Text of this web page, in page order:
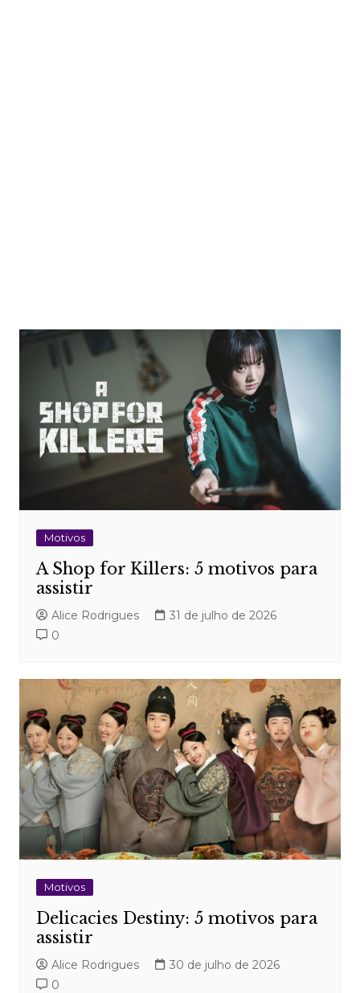
Motivos
A Shop for Killers: 5 motivos para
assistir
Alice Rodrigues
31 de julho de 2026
0
Motivos
Delicacies Destiny: 5 motivos para
assistir
Alice Rodrigues
30 de julho de 2026
0